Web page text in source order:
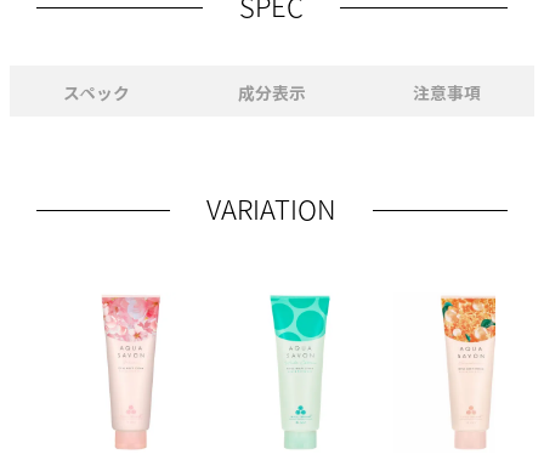
SPEC
スペック 成分表示 注意事項
VARIATION